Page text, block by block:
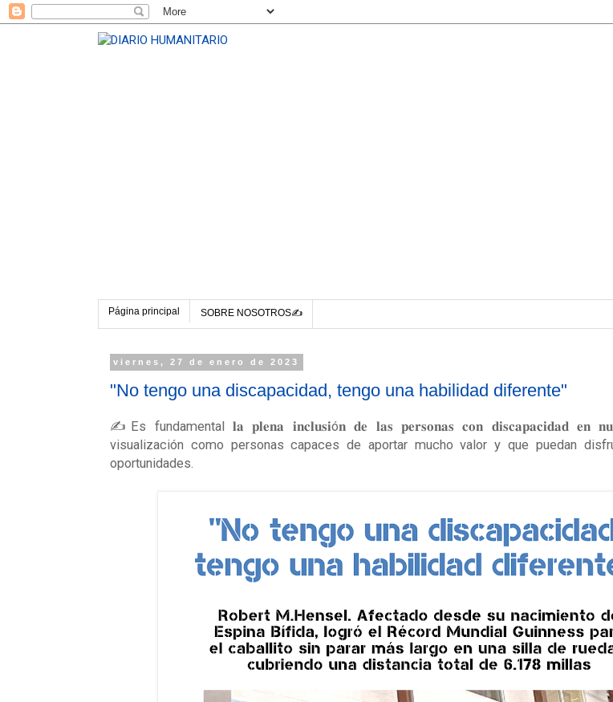
Página principal SOBRE NOSOTROS✍
viernes, 27 de enero de 2023
"No tengo una discapacidad, tengo una habilidad diferente"
✍️Es fundamental 𝐥𝐚 𝐩𝐥𝐞𝐧𝐚 𝐢𝐧𝐜𝐥𝐮𝐬𝐢ó𝐧 𝐝𝐞 𝐥𝐚𝐬 𝐩𝐞𝐫𝐬𝐨𝐧𝐚𝐬 𝐜𝐨𝐧 𝐝𝐢𝐬𝐜𝐚𝐩𝐚𝐜𝐢𝐝𝐚𝐝 𝐞𝐧
visualización como personas capaces de aportar mucho valor y que puedan
oportunidades.